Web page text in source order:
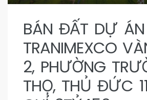
BÁN ĐẤT DỰ ÁN
TRANIMEXCO
2, PHƯỜNG
THỌ, THỦ ĐỨC